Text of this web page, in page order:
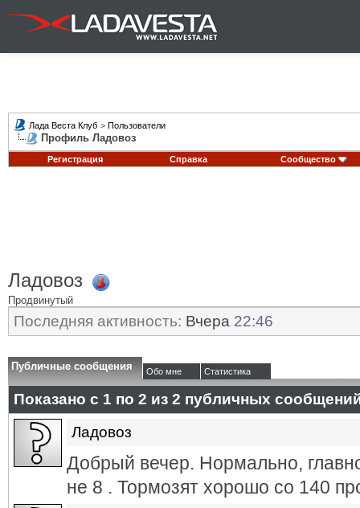
Лада Веста Клуб > Пользователи
Профиль Ладовоз
Регистрация Справка Сообщество
Ладовоз
Продвинутый
Последняя активность: Вчера 22:46
Публичные сообщения Обо мне Статистика
Показано с 1 по 2 из 2 публичных
Ладовоз
Добрый вечер. Нормально,
не 8 . Тормозят хорошо со 140